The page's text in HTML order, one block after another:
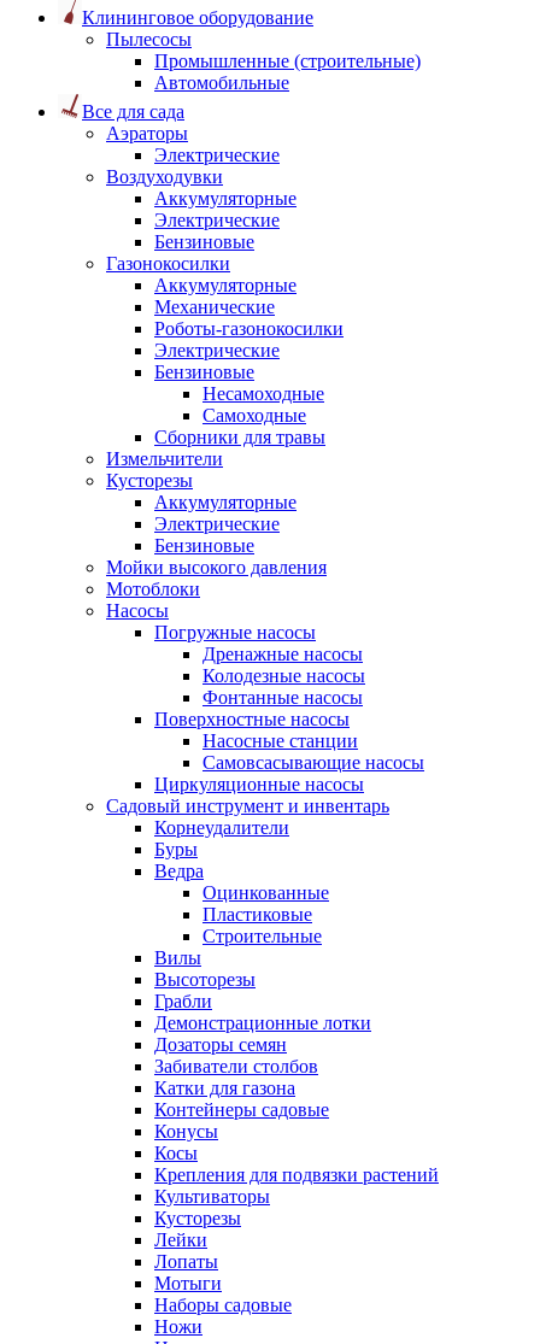
Клининговое оборудование
Пылесосы
Промышленные (строительные)
Автомобильные
Все для сада
Аэраторы
Электрические
Воздуходувки
Аккумуляторные
Электрические
Бензиновые
Газонокосилки
Аккумуляторные
Механические
Роботы-газонокосилки
Электрические
Бензиновые
Несамоходные
Самоходные
Сборники для травы
Измельчители
Кусторезы
Аккумуляторные
Электрические
Бензиновые
Мойки высокого давления
Мотоблоки
Насосы
Погружные насосы
Дренажные насосы
Колодезные насосы
Фонтанные насосы
Поверхностные насосы
Насосные станции
Самовсасывающие насосы
Циркуляционные насосы
Садовый инструмент и инвентарь
Корнеудалители
Буры
Ведра
Оцинкованные
Пластиковые
Строительные
Вилы
Высоторезы
Грабли
Демонстрационные лотки
Дозаторы семян
Забиватели столбов
Катки для газона
Контейнеры садовые
Конусы
Косы
Крепления для подвязки растений
Культиваторы
Кусторезы
Лейки
Лопаты
Мотыги
Наборы садовые
Ножи